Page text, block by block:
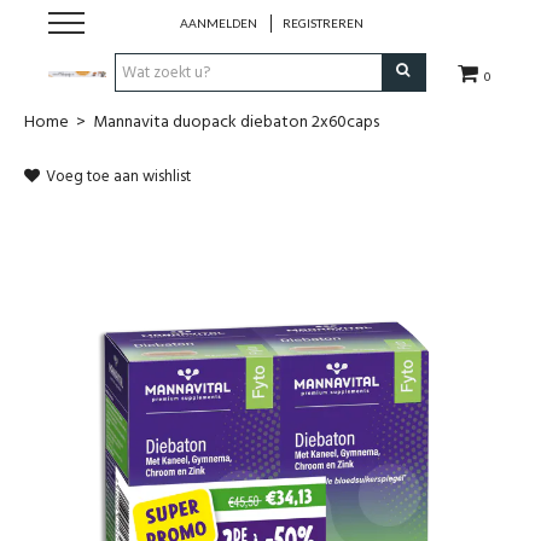
0
AANMELDEN REGISTREREN
Hulp bij
Voeding
Huis & Gezelligheid
Home > Mannavita duopack diebaton 2x60caps
Voeg toe aan wishlist